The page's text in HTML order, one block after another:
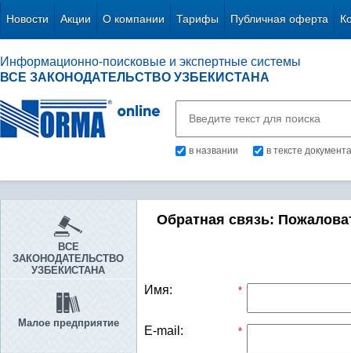
Новости Акции О компании Тарифы Публичная оферта
Информационно-поисковые и экспертные системы
ВСЕ ЗАКОНОДАТЕЛЬСТВО УЗБЕКИСТАНА
в названии в тексте документа
ВСЕ
ЗАКОНОДАТЕЛЬСТВО
УЗБЕКИСТАНА
Малое предприятие
Обратная связь:
Имя: *
E-mail: *